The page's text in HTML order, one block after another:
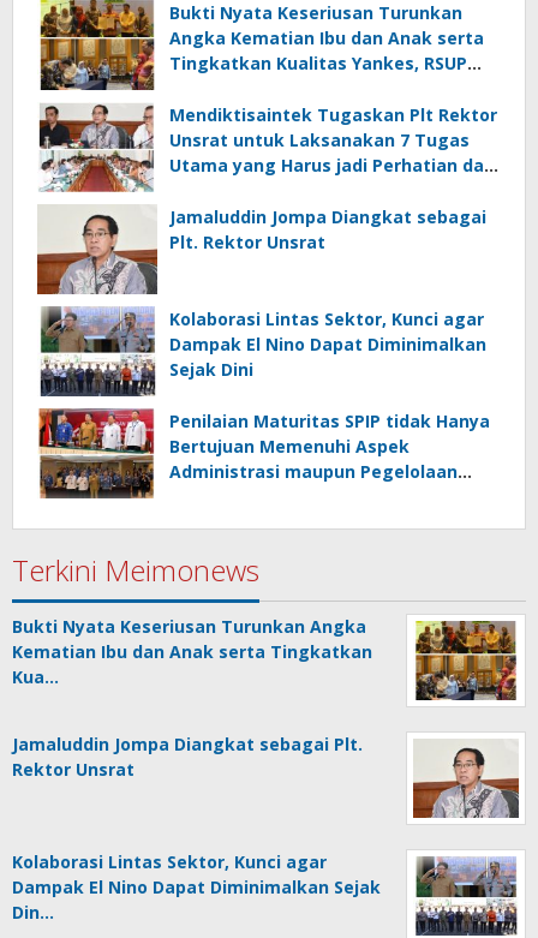
Bukti Nyata Keseriusan Turunkan
Angka Kematian Ibu dan Anak serta
Tingkatkan Kualitas Yankes, RSUP
Nasional
Mendiktisaintek Tugaskan Plt Rektor
Unsrat untuk Laksanakan 7 Tugas
Utama yang Harus jadi Perhatian dan
Jamaluddin Jompa Diangkat sebagai
Plt. Rektor Unsrat
Kolaborasi Lintas Sektor, Kunci agar
Dampak El Nino Dapat Diminimalkan
Sejak Dini
Penilaian Maturitas SPIP tidak Hanya
Bertujuan Memenuhi Aspek
Administrasi maupun Pegelolaan
Terkini Meimonews
Bukti Nyata Keseriusan Turunkan Angka
Kematian Ibu dan Anak serta Tingkatkan
Kua…
Jamaluddin Jompa Diangkat sebagai Plt.
Rektor Unsrat
Kolaborasi Lintas Sektor, Kunci agar
Dampak El Nino Dapat Diminimalkan Sejak
Din…